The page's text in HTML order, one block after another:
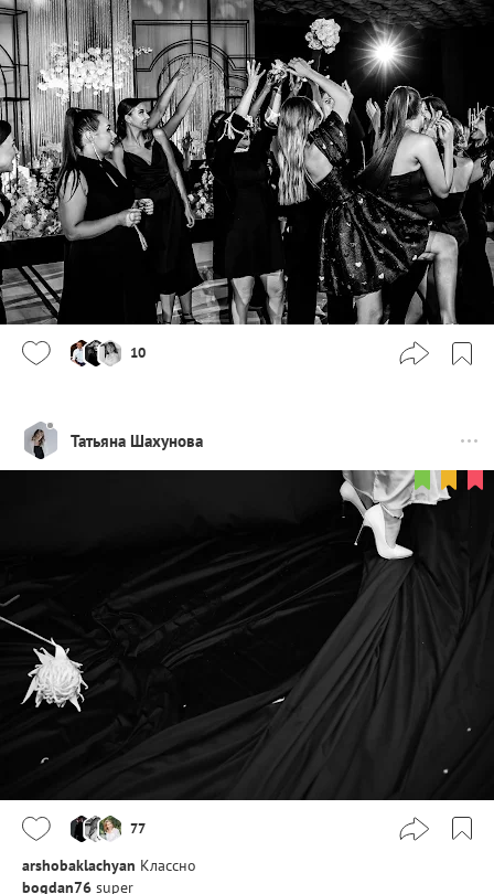
10
Татьяна Шахунова
77
arshobaklachyan Классно
bogdan76 super